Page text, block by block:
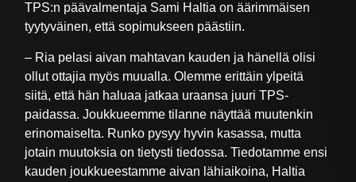
TPS:n päävalmentaja Sami Haltia on äärimmäisen
tyytyväinen, että sopimukseen päästiin.
– Ria pelasi aivan mahtavan kauden ja hänellä olisi
ollut ottajia myös muualla. Olemme erittäin ylpeitä
siitä, että hän haluaa jatkaa uraansa juuri TPS-
paidassa. Joukkueemme tilanne näyttää muutenkin
erinomaiselta. Runko pysyy hyvin kasassa, mutta
jotain muutoksia on tietysti tiedossa. Tiedotamme ensi
kauden joukkueestamme aivan lähiaikoina, Haltia